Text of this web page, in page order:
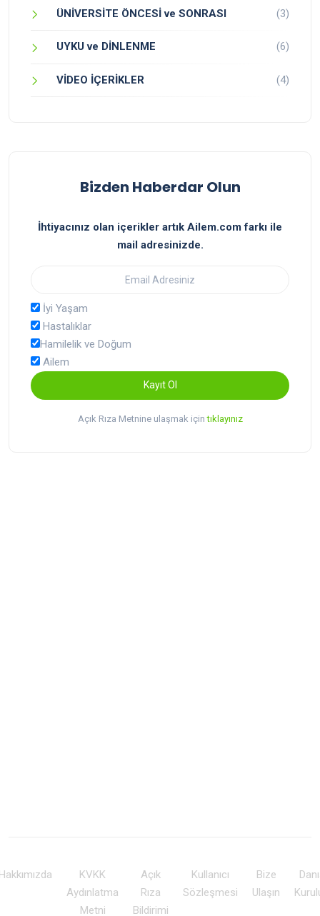
ÜNİVERSİTE ÖNCESİ ve SONRASI (3)
UYKU ve DİNLENME (6)
VİDEO İÇERİKLER (4)
Bizden Haberdar Olun
İhtiyacınız olan içerikler artık Ailem.com farkı ile
mail adresinizde.
İyi Yaşam
Hastalıklar
Hamilelik ve Doğum
Ailem
Kayıt Ol
Açık Rıza Metnine ulaşmak içintıklayınız
KVKK
Aydınlatma
Metni
Açık
Rıza
Bildirimi
Kullanıcı
Sözleşmesi
Bize
Ulaşın